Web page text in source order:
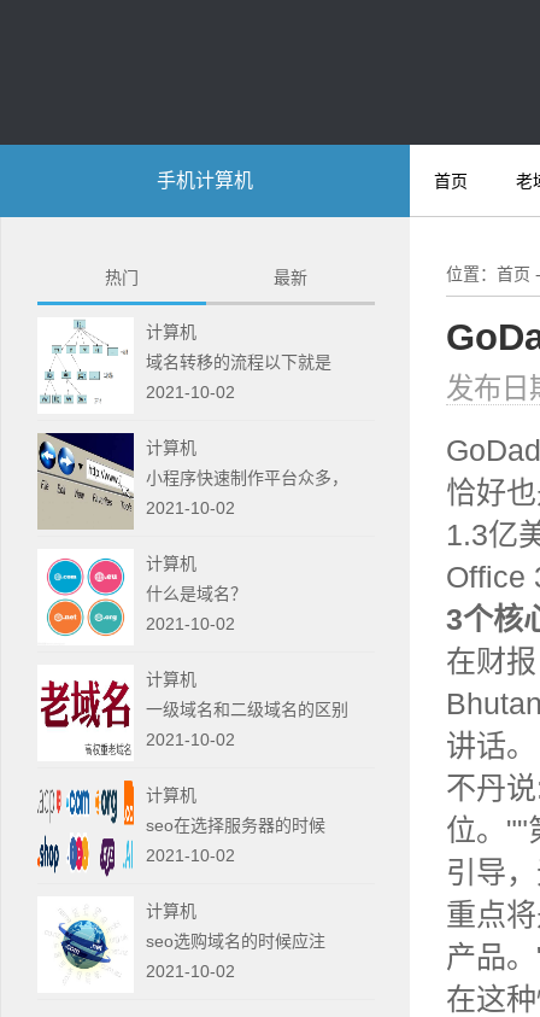
手机计算机 首页 老
热门 最新
计算机
域名转移的流程以下就是
2021-10-02
计算机
小程序快速制作平台众多，
2021-10-02
计算机
什么是域名？
2021-10-02
计算机
一级域名和二级域名的区别
2021-10-02
计算机
seo在选择服务器的时候
2021-10-02
计算机
seo选购域名的时候应注
2021-10-02
位置： 首页
发布日
恰好
1.3亿
Office
3个核
在财
讲话。
不丹
位。""
引导
重点
产品
在这